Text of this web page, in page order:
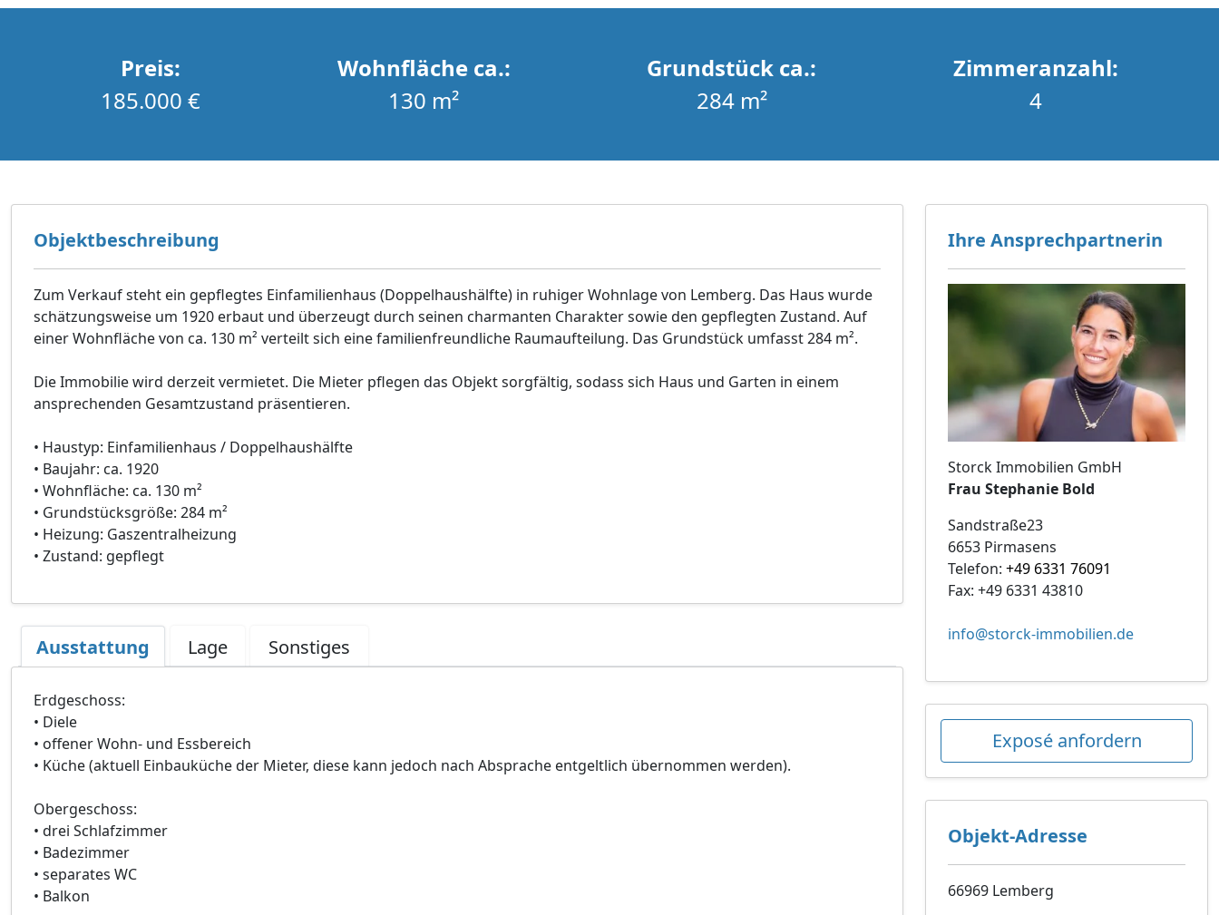
Preis:
185.000 €
Wohnfläche ca.:
130 m²
Grundstück ca.:
284 m²
Zimmeranzahl:
4
Objektbeschreibung
Zum Verkauf steht ein gepflegtes Einfamilienhaus (Doppelhaushälfte) in ruhiger Wohnlage von Lemberg. Das Haus wurde
schätzungsweise um 1920 erbaut und überzeugt durch seinen charmanten Charakter sowie den gepflegten Zustand. Auf
einer Wohnfläche von ca. 130 m² verteilt sich eine familienfreundliche Raumaufteilung. Das Grundstück umfasst 284 m².
Die Immobilie wird derzeit vermietet. Die Mieter pflegen das Objekt sorgfältig, sodass sich Haus und Garten in einem
ansprechenden Gesamtzustand präsentieren.
• Haustyp: Einfamilienhaus / Doppelhaushälfte
• Baujahr: ca. 1920
• Wohnfläche: ca. 130 m²
• Grundstücksgröße: 284 m²
• Heizung: Gaszentralheizung
• Zustand: gepflegt
Ausstattung Lage Sonstiges
Erdgeschoss:
• Diele
• offener Wohn- und Essbereich
• Küche (aktuell Einbauküche der Mieter, diese kann jedoch nach Absprache entgeltlich übernommen werden).
Obergeschoss:
• drei Schlafzimmer
• Badezimmer
• separates WC
• Balkon
Ihre Ansprechpartnerin
Storck Immobilien GmbH
Frau Stephanie Bold
Sandstraße23
6653 Pirmasens
Telefon: +49 6331 76091
Fax: +49 6331 43810
info@storck-immobilien.de
Exposé anfordern
Objekt-Adresse
66969 Lemberg